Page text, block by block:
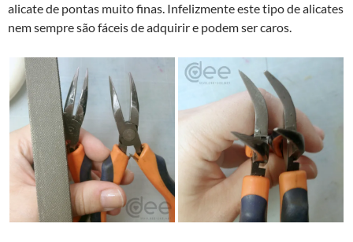
alicate de pontas muito finas. Infelizmente este tipo de alicates
nem sempre são fáceis de adquirir e podem ser caros.